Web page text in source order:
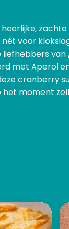
voor
liefhebbers van
met Aperol
cranberry
moment